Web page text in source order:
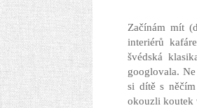
Začínám mít
interiérů
švédská
googlovala.
si dítě s
okouzli koutek